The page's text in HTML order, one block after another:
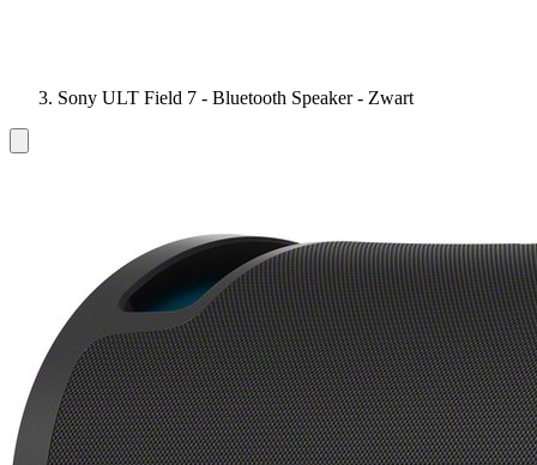
Sony ULT Field 7 - Bluetooth Speaker - Zwart